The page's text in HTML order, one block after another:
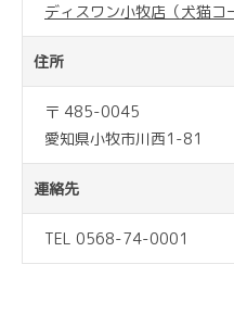
ディスワン小牧店（犬猫コ
住所
〒 485-0045
愛知県小牧市川西1-81
連絡先
TEL 0568-74-0001